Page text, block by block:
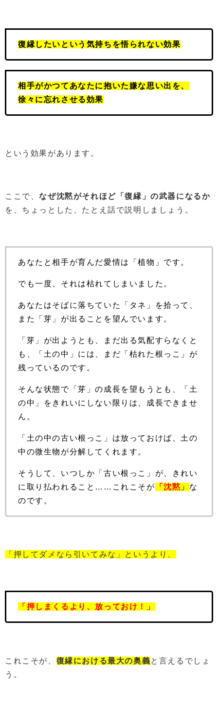
復縁したいという気持ちを悟られない効果
相手がかつてあなたに抱いた嫌な思い出を、
徐々に忘れさせる効果
という効果があります。
ここで、なぜ沈黙がそれほど「復縁」の武器になるか
を、ちょっとした、たとえ話で説明しましょう。
あなたと相手が育んだ愛情は「植物」です。
でも一度、それは枯れてしまいました。
あなたはそばに落ちていた「タネ」を拾って、
また「芽」が出ることを望んでいます。
「芽」が出ようとも、まだ出る気配すらなくと
も、「土の中」には、まだ「枯れた根っこ」が
残っているのです。
そんな状態で「芽」の成長を望もうとも、「土
の中」をきれいにしない限りは、成長できませ
ん。
「土の中の古い根っこ」は放っておけば、土の
中の微生物が分解してくれます。
そうして、いつしか「古い根っこ」が、きれい
に取り払われること……これこそが 「沈黙」 な
のです。
「押してダメなら引いてみな」というより、
「押しまくるより、放っておけ！」
これこそが、 復縁における最大の奥義と言えるでしょ
う。